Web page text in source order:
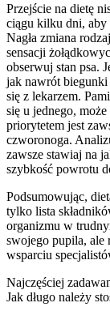
Przejście na dietę
ciągu kilku dni, aby
Nagła zmiana
sensacji
obserwuj stan psa.
jak nawrót biegunki
się z lekarzem.
się u jednego,
priorytetem jest
czworonoga.
zawsze stawiaj na
szybkość powrotu
Podsumowując,
tylko lista
organizmu w
swojego pupila, ale
wsparciu
Najczęściej
Jak długo należy